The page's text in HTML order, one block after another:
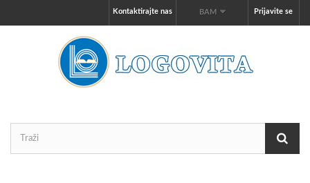
Prijavite se
BAM
Kontaktirajte nas